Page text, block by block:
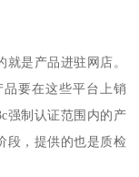
是产品进驻网店。
要在这些平台上销
强制认证范围内的产
段，提供的也是质检